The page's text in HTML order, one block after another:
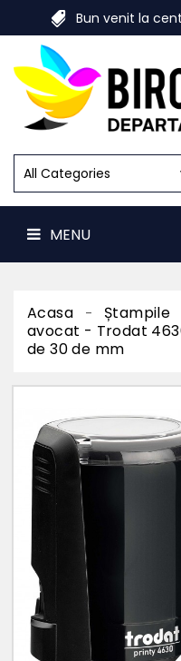
Bun venit la
MENU
MENU
Despre
Print
Digital
Print
Offset
Materiale
Marketing
Print
Mari
Personalizate
Ștampile
us
Acasa Ștampile
avocat - Trodat
de 30 de mm